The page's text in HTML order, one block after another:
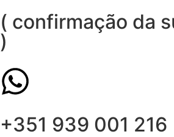
( confirmação da
)
+351 939 001 216